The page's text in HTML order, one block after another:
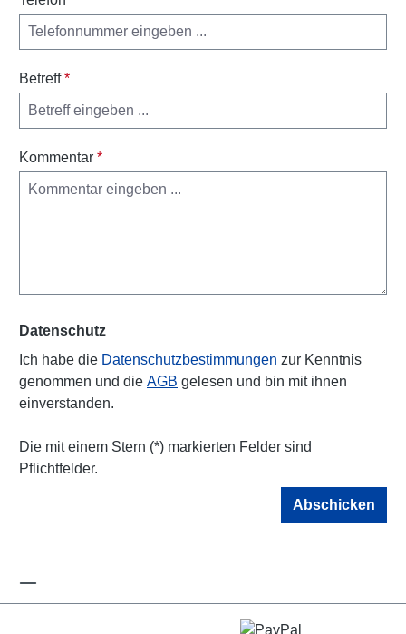
Betreff*
Kommentar *
Datenschutz
Ich habe die Datenschutzbestimmungen zur Kenntnis
genommen und die AGB gelesen und bin mit ihnen
einverstanden.
Die mit einem Stern (*) markierten Felder sind
Pflichtfelder.
Abschicken